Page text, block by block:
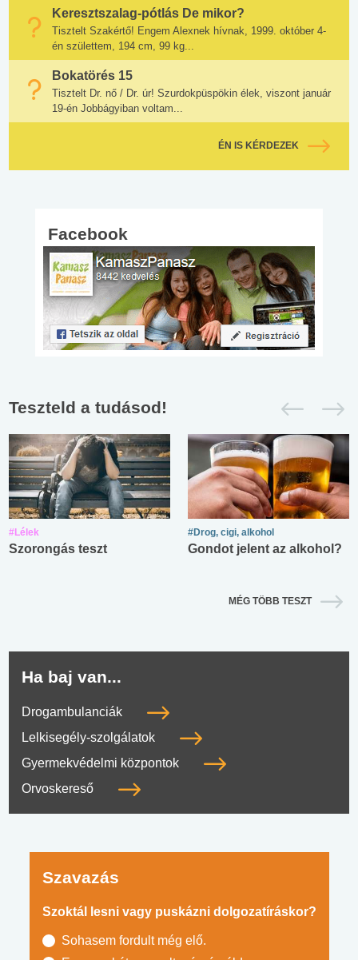
Keresztszalag-pótlás De mikor?
Tisztelt Szakértő! Engem Alexnek hívnak, 1999. október 4-
én születtem, 194 cm, 99 kg...
Bokatörés 15
Tisztelt Dr. nő / Dr. úr! Szurdokpüspökin élek, viszont január
19-én Jobbágyiban voltam...
ÉN IS KÉRDEZEK
Facebook
Teszteld a tudásod!
#Lélek
Szorongás teszt
#Drog, cigi, alkohol
Gondot jelent az alkohol?
MÉG TÖBB TESZT
Ha baj van...
Drogambulanciák
Lelkisegély-szolgálatok
Gyermekvédelmi központok
Orvoskereső
Szavazás
Szoktál lesni vagy puskázni dolgozatíráskor?
Sohasem fordult még elő.